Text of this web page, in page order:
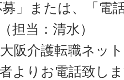
募」または、「電
担当：清水）
阪介護転職ネッ
よりお電話致し